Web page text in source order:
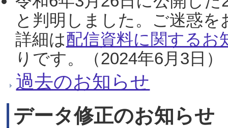
と判明しました。ご迷惑
詳細は配信資料に関するお
りです。（2024年6月3日）
過去のお知らせ
データ修正のお知らせ